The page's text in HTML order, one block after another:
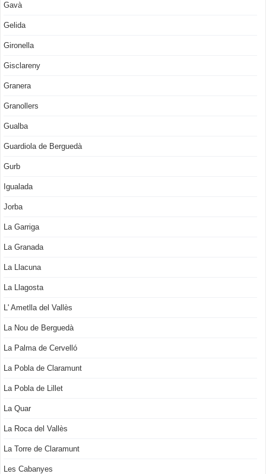
Gavà
Gelida
Gironella
Gisclareny
Granera
Granollers
Gualba
Guardiola de Berguedà
Gurb
Igualada
Jorba
La Garriga
La Granada
La Llacuna
La Llagosta
L' Ametlla del Vallès
La Nou de Berguedà
La Palma de Cervelló
La Pobla de Claramunt
La Pobla de Lillet
La Quar
La Roca del Vallès
La Torre de Claramunt
Les Cabanyes